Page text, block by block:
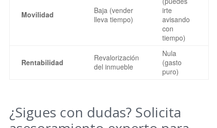
Movilidad
Baja (vender
lleva tiempo)
irte
avisando
con
tiempo)
Rentabilidad
Revalorización
del inmueble
Nula
(gasto
puro)
¿Sigues con dudas? Solicita